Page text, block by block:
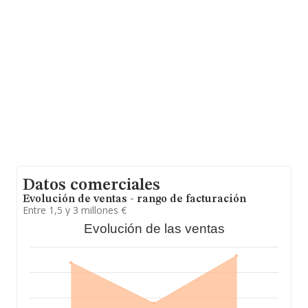
Datos comerciales
Evolución de ventas - rango de facturación
Entre 1,5 y 3 millones €
Evolución de las ventas